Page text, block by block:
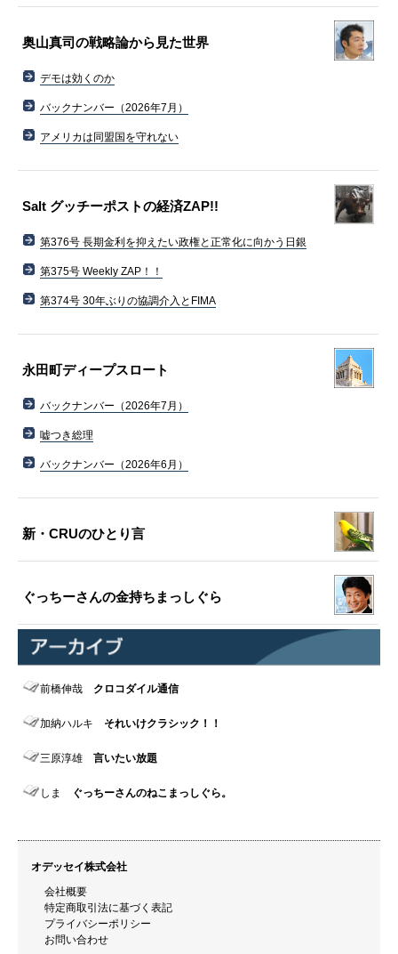
奥山真司の戦略論から見た世界
デモは効くのか
バックナンバー（2026年7月）
アメリカは同盟国を守れない
Salt グッチーポストの経済ZAP!!
第376号 長期金利を抑えたい政権と正常化に向かう日銀
第375号 Weekly ZAP！！
第374号 30年ぶりの協調介入とFIMA
永田町ディープスロート
バックナンバー（2026年7月）
嘘つき総理
バックナンバー（2026年6月）
新・CRUのひとり言
ぐっちーさんの金持ちまっしぐら
前橋伸哉 クロコダイル通信
加納ハルキ それいけクラシック！！
三原淳雄 言いたい放題
しま ぐっちーさんのねこまっしぐら。
オデッセイ株式会社
会社概要
特定商取引法に基づく表記
プライバシーポリシー
お問い合わせ